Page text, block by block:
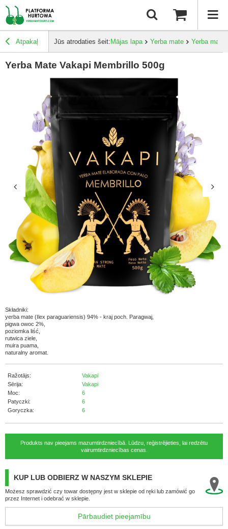
Atpakaļ Jūs atrodaties šeit: Mājas lapa Yerba mate Yerba mate
Yerba Mate Vakapi Membrillo 500g
Składniki:
yerba mate (Ilex paraguariensis) 94% - kraj poch. Paragwaj,
pigwa owoc 2%,
poziomka liść,
rutwica ziele,
muira puama,
naturalny aromat.
Ražotājs:
Vakapi
Sērija:
Vakapi
Moc:
6
Patyczki:
6
Goryczka:
6
Produkts nav pieejams mazumtirdzniecībā. Lūdzu, reģistrējieties, lai redzētu
vairumtirdzniecības cenas.
KUP LUB ODBIERZ W NASZYM SKLEPIE
Możesz sprawdzić czy towar dostępny jest w sklepie od ręki lub zamówić go
przez Internet i odebrać w sklepie.
Pārbaudiet pieejamību